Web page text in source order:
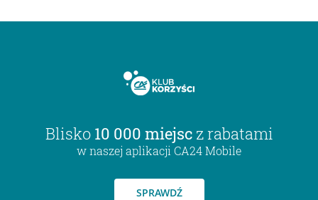
Blisko 10 000 miejsc z rabatami
w naszej aplikacji CA24 Mobile
SPRAWDŹ